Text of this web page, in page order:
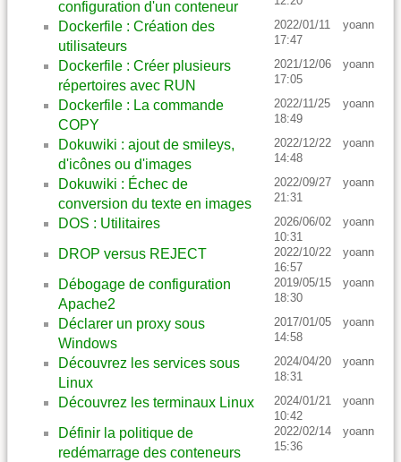
configuration d'un conteneur
Dockerfile : Création des
utilisateurs
2022/01/11
17:47
yoann
Dockerfile : Créer plusieurs
répertoires avec RUN
2021/12/06
17:05
yoann
Dockerfile : La commande
COPY
2022/11/25
18:49
yoann
Dokuwiki : ajout de smileys,
d'icônes ou d'images
2022/12/22
14:48
yoann
Dokuwiki : Échec de
conversion du texte en images
2022/09/27
21:31
yoann
DOS : Utilitaires
2026/06/02
10:31
yoann
DROP versus REJECT
2022/10/22
16:57
yoann
Débogage de configuration
Apache2
2019/05/15
18:30
yoann
Déclarer un proxy sous
Windows
2017/01/05
14:58
yoann
Découvrez les services sous
Linux
2024/04/20
18:31
yoann
Découvrez les terminaux Linux
2024/01/21
10:42
yoann
Définir la politique de
redémarrage des conteneurs
2022/02/14
15:36
yoann